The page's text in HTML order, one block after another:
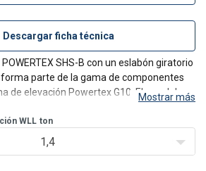
Descargar ficha técnica
SHS-B con un eslabón giratorio
parte de la gama de componentes
de elevación Powertex G10. El uso del
de elevación. Su cierre re
Mostrar más
WLL ton
1,4